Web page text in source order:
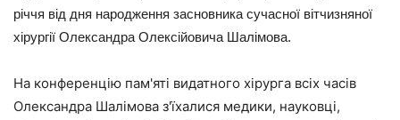
річчя від дня народження засновника сучасної вітчизняної
хірургії Олександра Олексійовича Шалімова.
На конференцію пам'яті видатного хірурга всіх часів
Олександра Шалімова з'їхалися медики, науковці,